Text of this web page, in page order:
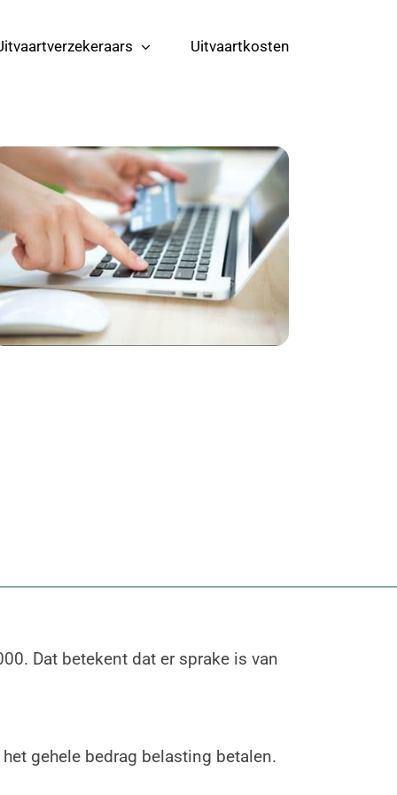
Uitvaartkosten
Dat betekent dat er sprake is van
gehele bedrag belasting betalen.